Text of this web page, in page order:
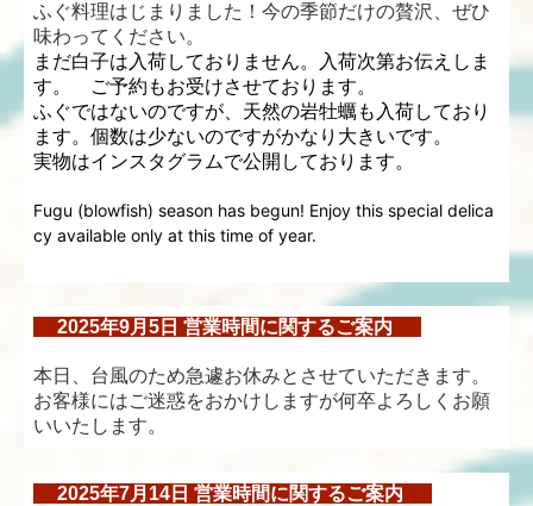
ふぐ料理はじまりました！今の季節だけの贅沢、ぜひ
味わってください。
まだ白子は入荷しておりません。入荷次第お伝えしま
す。 ご予約もお受けさせております。
ふぐではないのですが、天然の岩牡蠣も入荷しており
ます。個数は少ないのですがかなり大きいです。
実物はインスタグラムで公開しております。
Fugu (blowfish) season has begun! Enjoy this special delica
cy available only at this time of year.
2025年9月5日 営業時間に関するご案内
本日、台風のため急遽お休みとさせていただきます。
お客様にはご迷惑をおかけしますが何卒よろしくお願
いいたします。
2025年7月14日 営業時間に関するご案内